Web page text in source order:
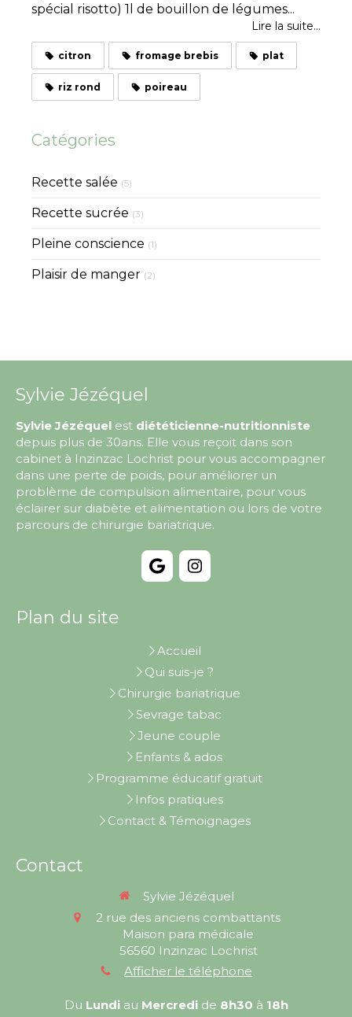
spécial risotto) 1l de bouillon de légumes...
Lire la suite...
citron fromage brebis plat
riz rond poireau
Catégories
Recette salée (5)
Recette sucrée (3)
Pleine conscience (1)
Plaisir de manger (2)
Sylvie Jézéquel
Sylvie Jézéquel est diététicienne-nutritionniste
depuis plus de 30ans. Elle vous reçoit dans son
cabinet à Inzinzac Lochrist pour vous accompagner
dans une perte de poids, pour améliorer un
problème de compulsion alimentaire, pour vous
éclairer sur diabète et alimentation ou lors de votre
parcours de chirurgie bariatrique.
Plan du site
Accueil
Qui suis-je ?
Chirurgie bariatrique
Sevrage tabac
Jeune couple
Enfants & ados
Programme éducatif gratuit
Infos pratiques
Contact & Témoignages
Contact
Sylvie Jézéquel
2 rue des anciens combattants
Maison para médicale
56560 Inzinzac Lochrist
Afficher le téléphone
Du Lundiau Mercredide 8h30 à 18h